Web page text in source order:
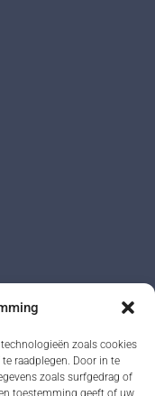
zoals cookies
raadplegen. Door in te
zoals surfgedrag of
toestemming geeft of uw
van het merk Apple.